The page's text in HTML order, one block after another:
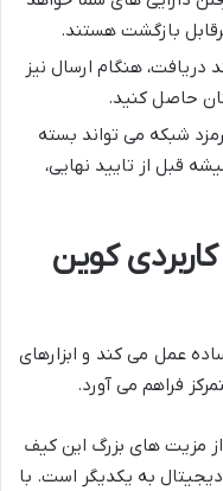
بازگشت هستند.
دریافت، هنگام ارسال نیز
حاصل کنید.
شبکه می تواند بسته
قبل از تایید نهایی،
کوین
عمل می کند و ابزارهای
فراهم می آورد.
مزیت های بزرگ این کیف
به یکدیگر است. با